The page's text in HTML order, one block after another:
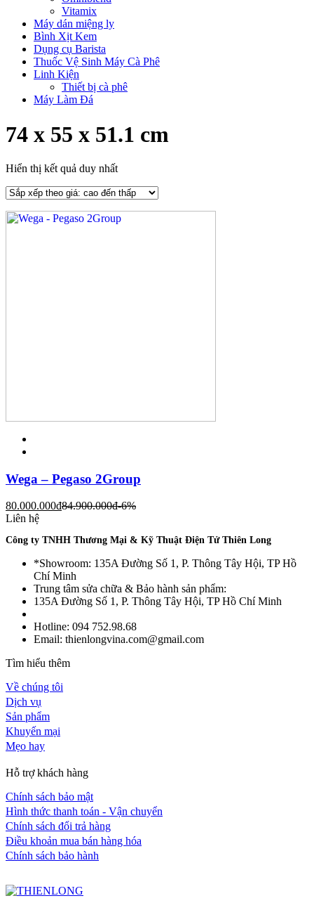
Vitamix
Máy dán miệng ly
Bình Xịt Kem
Dụng cụ Barista
Thuốc Vệ Sinh Máy Cà Phê
Linh Kiện
Thiết bị cà phê
Máy Làm Đá
74 x 55 x 51.1 cm
Hiển thị kết quả duy nhất
Wega – Pegaso 2Group
80.000.000đ84.900.000đ-6%
Liên hệ
Công ty TNHH Thương Mại & Kỹ Thuật Điện Tử Thiên Long
*Showroom: 135A Đường Số 1, P. Thông Tây Hội, TP Hồ
Chí Minh
Trung tâm sửa chữa & Bảo hành sản phẩm:
135A Đường Số 1, P. Thông Tây Hội, TP Hồ Chí Minh
Hotline: 094 752.98.68
Email: thienlongvina.com@gmail.com
Tìm hiểu thêm
Về chúng tôi
Dịch vụ
Sản phẩm
Khuyến mại
Mẹo hay
Hỗ trợ khách hàng
Chính sách bảo mật
Hình thức thanh toán - Vận chuyển
Chính sách đổi trả hàng
Điều khoản mua bán hàng hóa
Chính sách bảo hành